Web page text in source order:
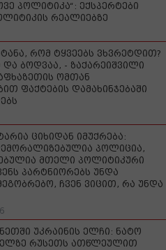
პოლიტიკა“: ექსპერტები
რეალიებზე
რომ ტყვეებს ვხვრეტდით?
და ბოდვაა, - ზაქარეიშვილი
ომთან
ფაქტების დამახინჯებაში
ციხიდან იმუქრება:
პოლიცია,
მთელი პოლიტიკური
პარტნიორებს უნდა
ჩვენ ვიცით, რა უნდა
უკრაინის ელჩი: ნატო
რუსეთს ათწლეულით